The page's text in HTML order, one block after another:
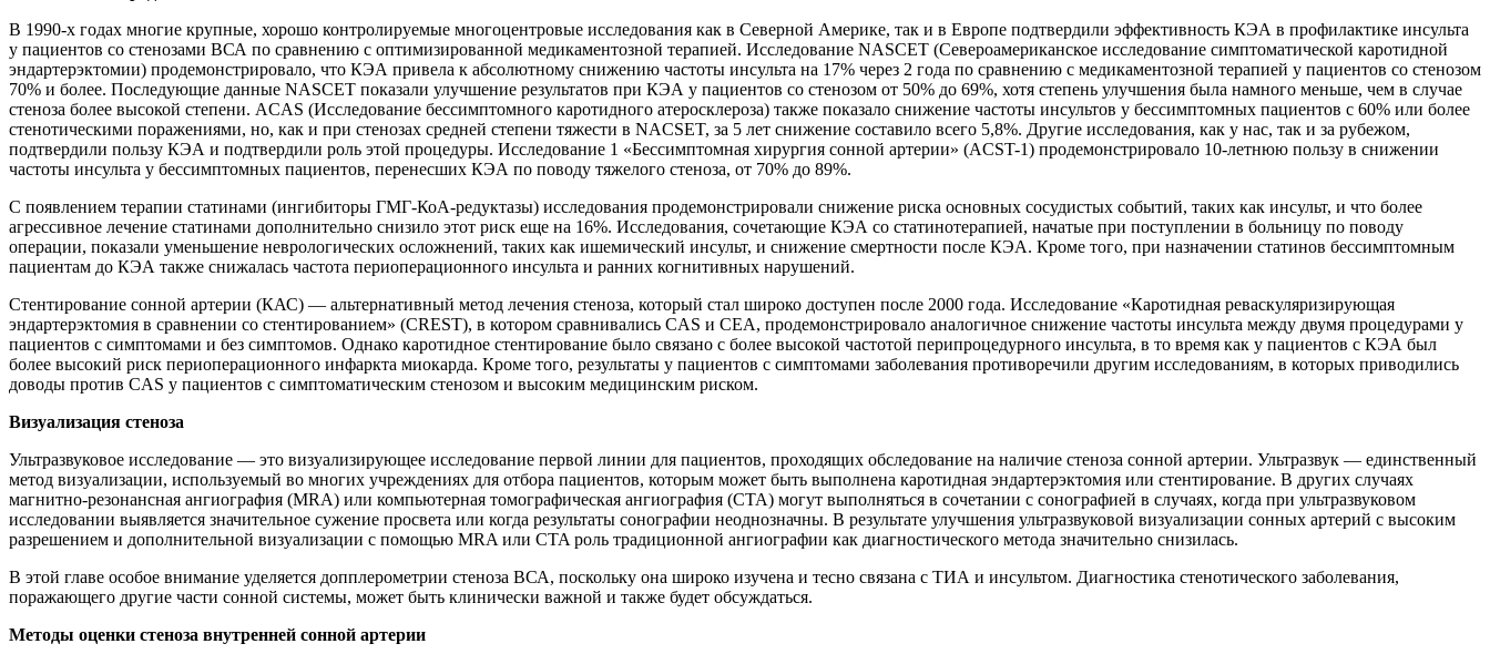
В 1990-х годах многие крупные, хорошо контролируемые многоцентровые исследования как в Северной Америке, так и в Европе подтвердили эффективность КЭА в профилактике инсульта
у пациентов со стенозами ВСА по сравнению с оптимизированной медикаментозной терапией. Исследование NASCET (Североамериканское исследование симптоматической каротидной
эндартерэктомии) продемонстрировало, что КЭА привела к абсолютному снижению частоты инсульта на 17% через 2 года по сравнению с медикаментозной терапией у пациентов со стенозом
70% и более. Последующие данные NASCET показали улучшение результатов при КЭА у пациентов со стенозом от 50% до 69%, хотя степень улучшения была намного меньше, чем в случае
стеноза более высокой степени. ACAS (Исследование бессимптомного каротидного атеросклероза) также показало снижение частоты инсультов у бессимптомных пациентов с 60% или более
стенотическими поражениями, но, как и при стенозах средней степени тяжести в NACSET, за 5 лет снижение составило всего 5,8%. Другие исследования, как у нас, так и за рубежом,
подтвердили пользу КЭА и подтвердили роль этой процедуры. Исследование 1 «Бессимптомная хирургия сонной артерии» (ACST-1) продемонстрировало 10-летнюю пользу в снижении
частоты инсульта у бессимптомных пациентов, перенесших КЭА по поводу тяжелого стеноза, от 70% до 89%.
С появлением терапии статинами (ингибиторы ГМГ-КоА-редуктазы) исследования продемонстрировали снижение риска основных сосудистых событий, таких как инсульт, и что более
агрессивное лечение статинами дополнительно снизило этот риск еще на 16%. Исследования, сочетающие КЭА со статинотерапией, начатые при поступлении в больницу по поводу
операции, показали уменьшение неврологических осложнений, таких как ишемический инсульт, и снижение смертности после КЭА. Кроме того, при назначении статинов бессимптомным
пациентам до КЭА также снижалась частота периоперационного инсульта и ранних когнитивных нарушений.
Стентирование сонной артерии (КАС) — альтернативный метод лечения стеноза, который стал широко доступен после 2000 года. Исследование «Каротидная реваскуляризирующая
эндартерэктомия в сравнении со стентированием» (CREST), в котором сравнивались CAS и CEA, продемонстрировало аналогичное снижение частоты инсульта между двумя процедурами у
пациентов с симптомами и без симптомов. Однако каротидное стентирование было связано с более высокой частотой перипроцедурного инсульта, в то время как у пациентов с КЭА был
более высокий риск периоперационного инфаркта миокарда. Кроме того, результаты у пациентов с симптомами заболевания противоречили другим исследованиям, в которых приводились
доводы против CAS у пациентов с симптоматическим стенозом и высоким медицинским риском.
Визуализация стеноза
Ультразвуковое исследование — это визуализирующее исследование первой линии для пациентов, проходящих обследование на наличие стеноза сонной артерии. Ультразвук — единственный
метод визуализации, используемый во многих учреждениях для отбора пациентов, которым может быть выполнена каротидная эндартерэктомия или стентирование. В других случаях
магнитно-резонансная ангиография (MRA) или компьютерная томографическая ангиография (CTA) могут выполняться в сочетании с сонографией в случаях, когда при ультразвуковом
исследовании выявляется значительное сужение просвета или когда результаты сонографии неоднозначны. В результате улучшения ультразвуковой визуализации сонных артерий с высоким
разрешением и дополнительной визуализации с помощью MRA или CTA роль традиционной ангиографии как диагностического метода значительно снизилась.
В этой главе особое внимание уделяется допплерометрии стеноза ВСА, поскольку она широко изучена и тесно связана с ТИА и инсультом. Диагностика стенотического заболевания,
поражающего другие части сонной системы, может быть клинически важной и также будет обсуждаться.
Методы оценки стеноза внутренней сонной артерии